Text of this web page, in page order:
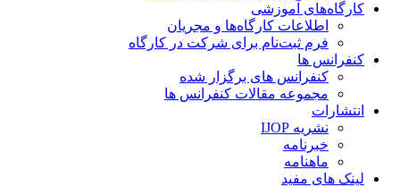
کارگاه‌های آموزشی
اطلاعات کارگاه‌ها و مجریان
فرم ثبت‌نام برای شرکت در کارگاه
کنفرانس ها
کنفرانس های برگزار شده
مجموعه مقالات کنفرانس ها
انتشارات
نشریه IJOP
خبرنامه
ماهنامه
لینک های مفید